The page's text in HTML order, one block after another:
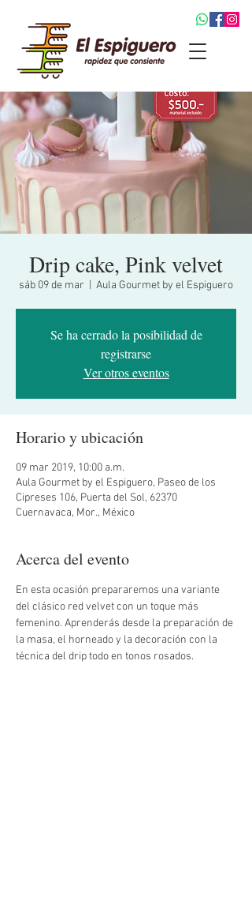
Drip cake, Pink velvet
sáb 09 de mar Aula Gourmet by el Espiguero
Se ha cerrado la posibilidad de
registrarse
Ver otros eventos
Horario y ubicación
09 mar 2019, 10:00 a.m.
Aula Gourmet by el Espiguero, Paseo de los
Cipreses 106, Puerta del Sol, 62370
Cuernavaca, Mor., México
Acerca del evento
En esta ocasión prepararemos una variante
del clásico red velvet con un toque más
femenino. Aprenderás desde la preparación de
la masa, el horneado y la decoración con la
técnica del drip todo en tonos rosados.